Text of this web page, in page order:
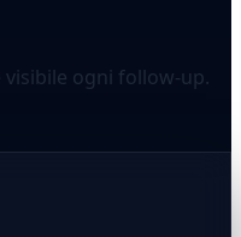
ogni follow-up.